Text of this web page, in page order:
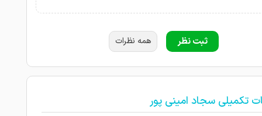
ثبت نظر همه نظرات
تکمیلی سجاد امینی پور